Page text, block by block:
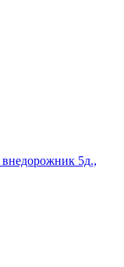
внедорожник 5д.,